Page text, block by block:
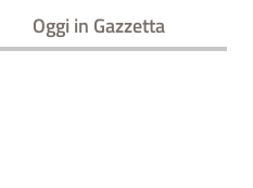
Oggi in Gazzetta